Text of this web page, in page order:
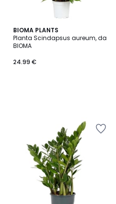
BIOMA PLANTS
Planta Scindapsus aureum, da
BIOMA
24.99 €